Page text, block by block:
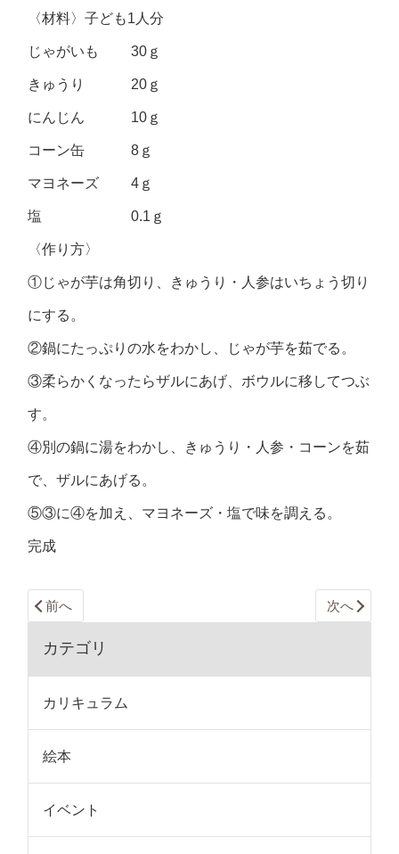
〈材料〉子ども1人分
じゃがいも 30ｇ
きゅうり 20ｇ
にんじん 10ｇ
コーン缶 8ｇ
マヨネーズ 4ｇ
塩 0.1ｇ
〈作り方〉
①じゃが芋は角切り、きゅうり・人参はいちょう切り
にする。
②鍋にたっぷりの水をわかし、じゃが芋を茹でる。
③柔らかくなったらザルにあげ、ボウルに移してつぶ
す。
④別の鍋に湯をわかし、きゅうり・人参・コーンを茹
で、ザルにあげる。
⑤③に④を加え、マヨネーズ・塩で味を調える。
完成
前へ 次へ
カテゴリ
カリキュラム
絵本
イベント